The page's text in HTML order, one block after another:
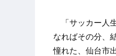
「サッカー人
なればその分、
憧れた、仙台市